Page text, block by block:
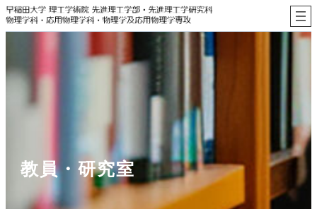
内
容
キ
教員・研究室